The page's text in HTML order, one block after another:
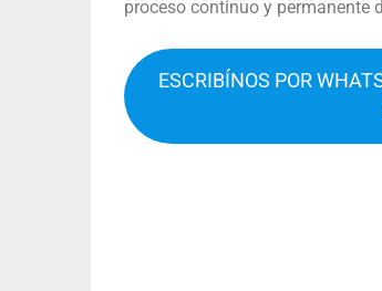
proceso continuo y permanente
ESCRIBÍNOS POR